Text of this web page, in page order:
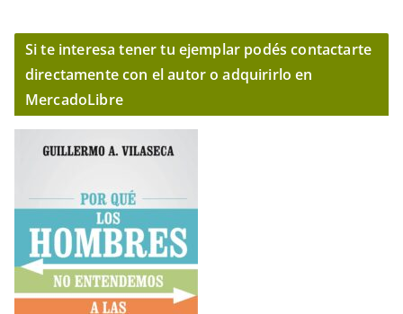
Si te interesa tener tu ejemplar podés contactarte
directamente con el autor o adquirirlo en
MercadoLibre